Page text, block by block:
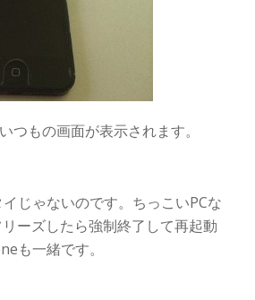
つもの画面が表示されます。
じゃないのです。ちっこいPCな
ーズしたら強制終了して再起動
も一緒です。